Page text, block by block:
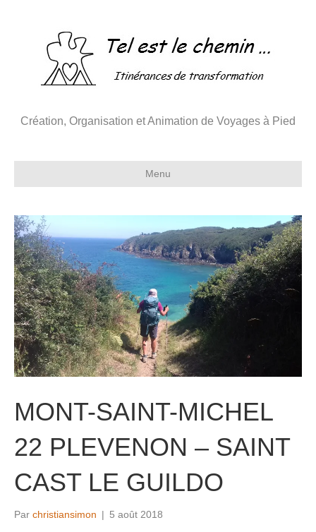
Création, Organisation et Animation de Voyages à Pied
Menu
MONT-SAINT-MICHEL
22 PLEVENON – SAINT
CAST LE GUILDO
Par christiansimon | 5 août 2018